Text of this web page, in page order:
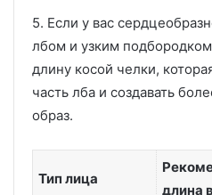
5. Если у вас
лбом и узким
длину косой челки,
часть лба и создавать
образ.
Тип лица
длина